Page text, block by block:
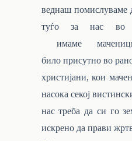
веднаш помислуваме
туѓо за нас во
имаме
било присутно во
христијани,кои
насока секој
нас треба да си го
искрено да прави